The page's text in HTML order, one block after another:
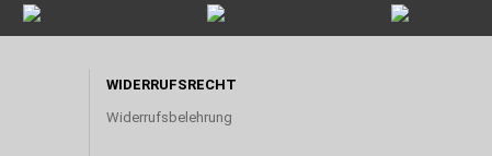
WIDERRUFSRECHT
Widerrufsbelehrung